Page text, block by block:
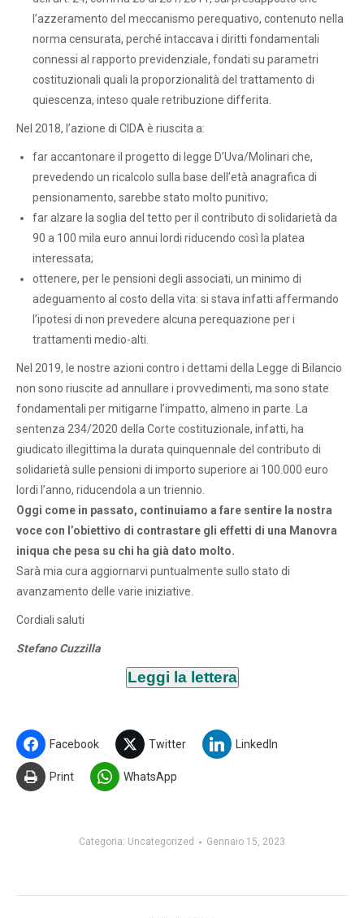
l’azzeramento del meccanismo perequativo, contenuto nella
norma censurata, perché intaccava i diritti fondamentali
connessi al rapporto previdenziale, fondati su parametri
costituzionali quali la proporzionalità del trattamento di
quiescenza, inteso quale retribuzione differita.
Nel 2018, l’azione di CIDA è riuscita a:
far accantonare il progetto di legge D’Uva/Molinari che,
prevedendo un ricalcolo sulla base dell’età anagrafica di
pensionamento, sarebbe stato molto punitivo;
far alzare la soglia del tetto per il contributo di solidarietà da
90 a 100 mila euro annui lordi riducendo così la platea
interessata;
ottenere, per le pensioni degli associati, un minimo di
adeguamento al costo della vita: si stava infatti affermando
l’ipotesi di non prevedere alcuna perequazione per i
trattamenti medio-alti.
Nel 2019, le nostre azioni contro i dettami della Legge di Bilancio
non sono riuscite ad annullare i provvedimenti, ma sono state
fondamentali per mitigarne l’impatto, almeno in parte. La
sentenza 234/2020 della Corte costituzionale, infatti, ha
giudicato illegittima la durata quinquennale del contributo di
solidarietà sulle pensioni di importo superiore ai 100.000 euro
lordi l’anno, riducendola a un triennio.
Oggi come in passato, continuiamo a fare sentire la nostra
voce con l’obiettivo di contrastare gli effetti di una Manovra
iniqua che pesa su chi ha già dato molto.
Sarà mia cura aggiornarvi puntualmente sullo stato di
avanzamento delle varie iniziative.
Cordiali saluti
Stefano Cuzzilla
Leggi la lettera
Facebook Twitter LinkedIn
Print WhatsApp
Categoria: Uncategorized Gennaio 15, 2023